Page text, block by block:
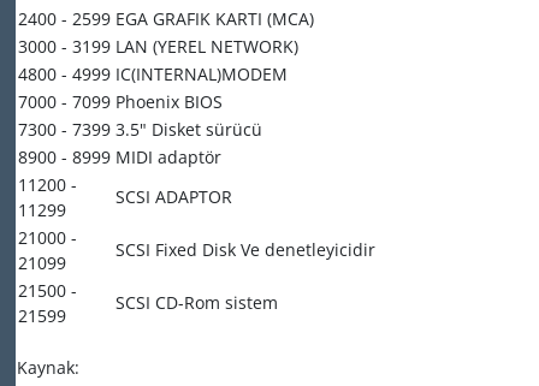
2400 - 2599 EGA GRAFIK KARTI (MCA)
3000 - 3199 LAN (YEREL NETWORK)
4800 - 4999 IC(INTERNAL)MODEM
7000 - 7099 Phoenix BIOS
7300 - 7399 3.5" Disket sürücü
8900 - 8999 MIDI adaptör
11200 -
11299
SCSI ADAPTOR
21000 -
21099
SCSI Fixed Disk Ve denetleyicidir
21500 -
21599
SCSI CD-Rom sistem
Kaynak: